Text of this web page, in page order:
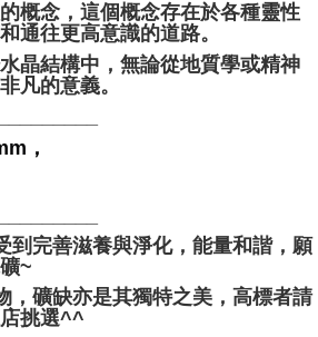
概念，這個概念存在於各種靈性
通往更高意識的道路。
晶結構中，無論從地質學或精神
凡的意義。
，
到完善滋養與淨化，能量和諧，願
~
，礦缺亦是其獨特之美，高標者請
挑選^^